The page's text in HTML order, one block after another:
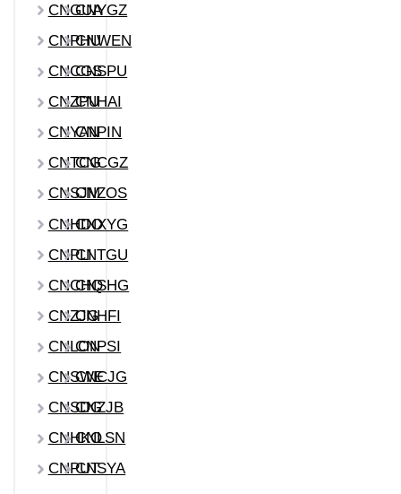
CNGUACNYGZ
CNPHUCNWEN
CNCGSCNSPU
CNZPUCNHAI
CNYANCNPIN
CNTCGCNCGZ
CNSJMCNZOS
CNHDOCNXYG
CNPLICNTGU
CNCHQCNSHG
CNZJGCNHFI
CNLON
CNPSI
CNSWE
CNCJG
CNSDG
CNZJB
CNHKO
CNLSN
CNPUTCNSYA